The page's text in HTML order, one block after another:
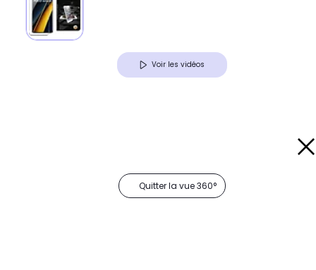
Voir les vidéos
Quitter la vue 360°